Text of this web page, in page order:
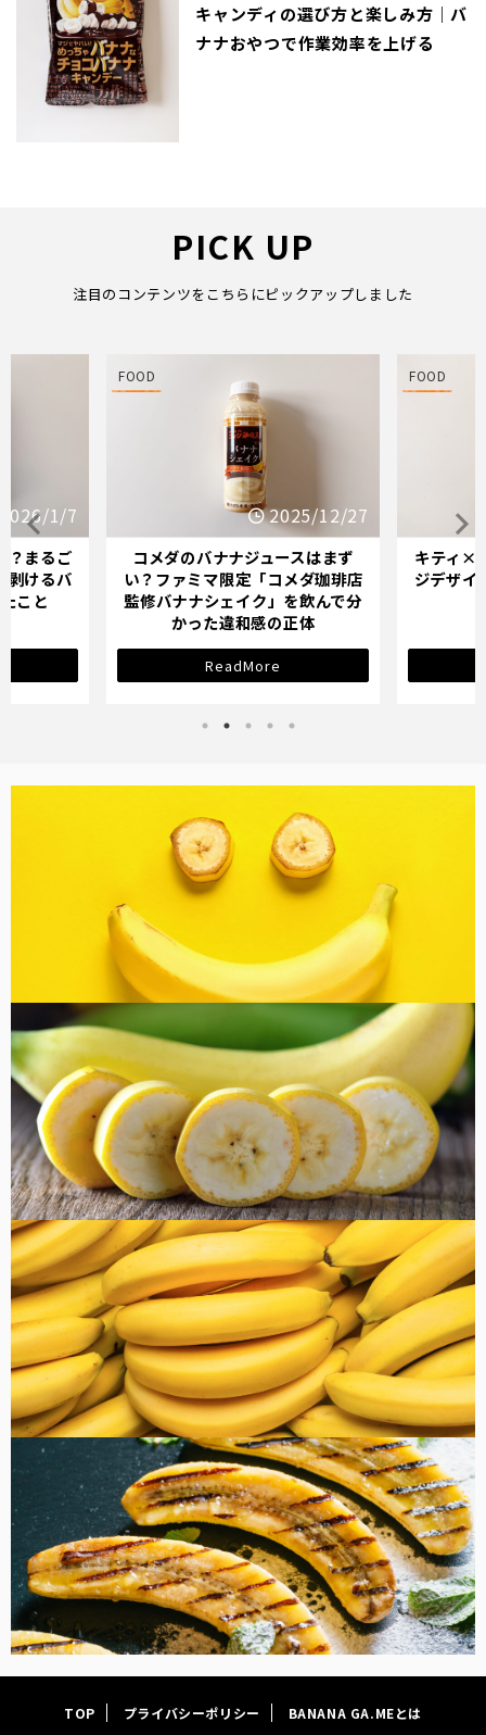
キャンディの選び方と楽しみ方｜バ
ナナおやつで作業効率を上げる
PICK UP
注目のコンテンツをこちらにピックアップしました
12/27
はまず
ダ珈琲店
んで分
FOOD
2025/12/21
キティ×バナナミルクのパッケー
ジデザインが示す「学び直し」の
サインとは？
ReadMore
FOOD
オイシッ
ている人
コラム
健康・美容
FOOD
TOP プライバシーポリシー BANANA GA.MEとは